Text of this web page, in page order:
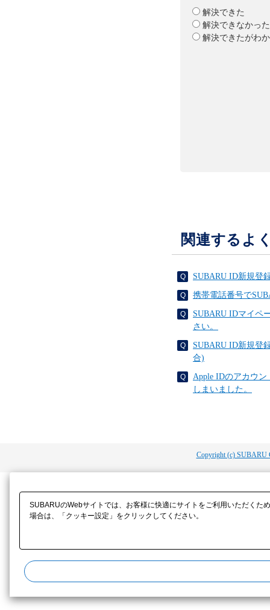
解決できた
解決できなかった
解決できたがわ
関連するよ
SUBARU ID新規登
携帯電話番号で
SUBARU IDマイペ
さい。
SUBARU ID新規登
合)
Apple IDのアカウン
しまいました。
Copyright (c) SUBARU
SUBARUのWebサイトでは、お客様に快適にサイトをご利用いただく
場合は、「クッキー設定」をクリックしてください。​